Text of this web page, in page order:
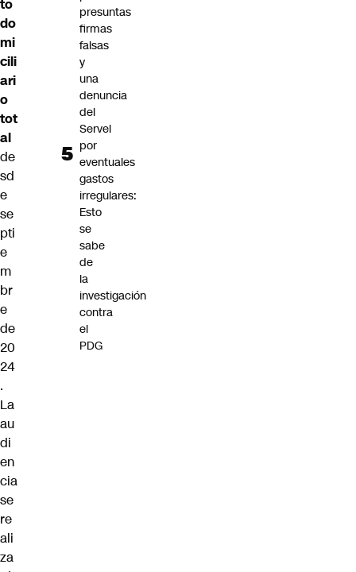
to
do
mi
cili
ari
o
tot
al
de
sd
e
se
pti
e
m
br
e
de
20
24
.
La
au
di
en
cia
se
re
ali
za
presuntas
firmas
falsas
y
una
denuncia
del
Servel
por
eventuales
gastos
irregulares:
Esto
se
sabe
de
la
investigación
contra
el
PDG